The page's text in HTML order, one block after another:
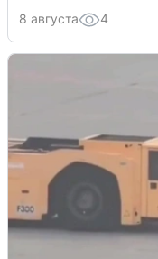
8 августа 4